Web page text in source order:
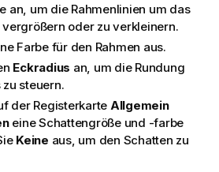
an, um die Rahmenlinien um das
oder zu verkleinern.
Farbe für den Rahmen aus.
Eckradius an, um die Rundung
zu steuern.
der Registerkarte Allgemein
eine Schattengröße und -farbe
Keine aus, um den Schatten zu